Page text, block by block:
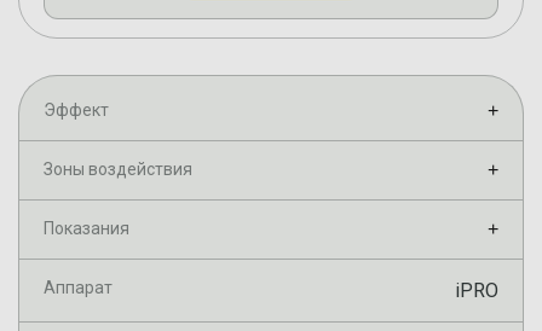
Эффект +
Зоны воздействия +
Показания +
Аппарат iPRO